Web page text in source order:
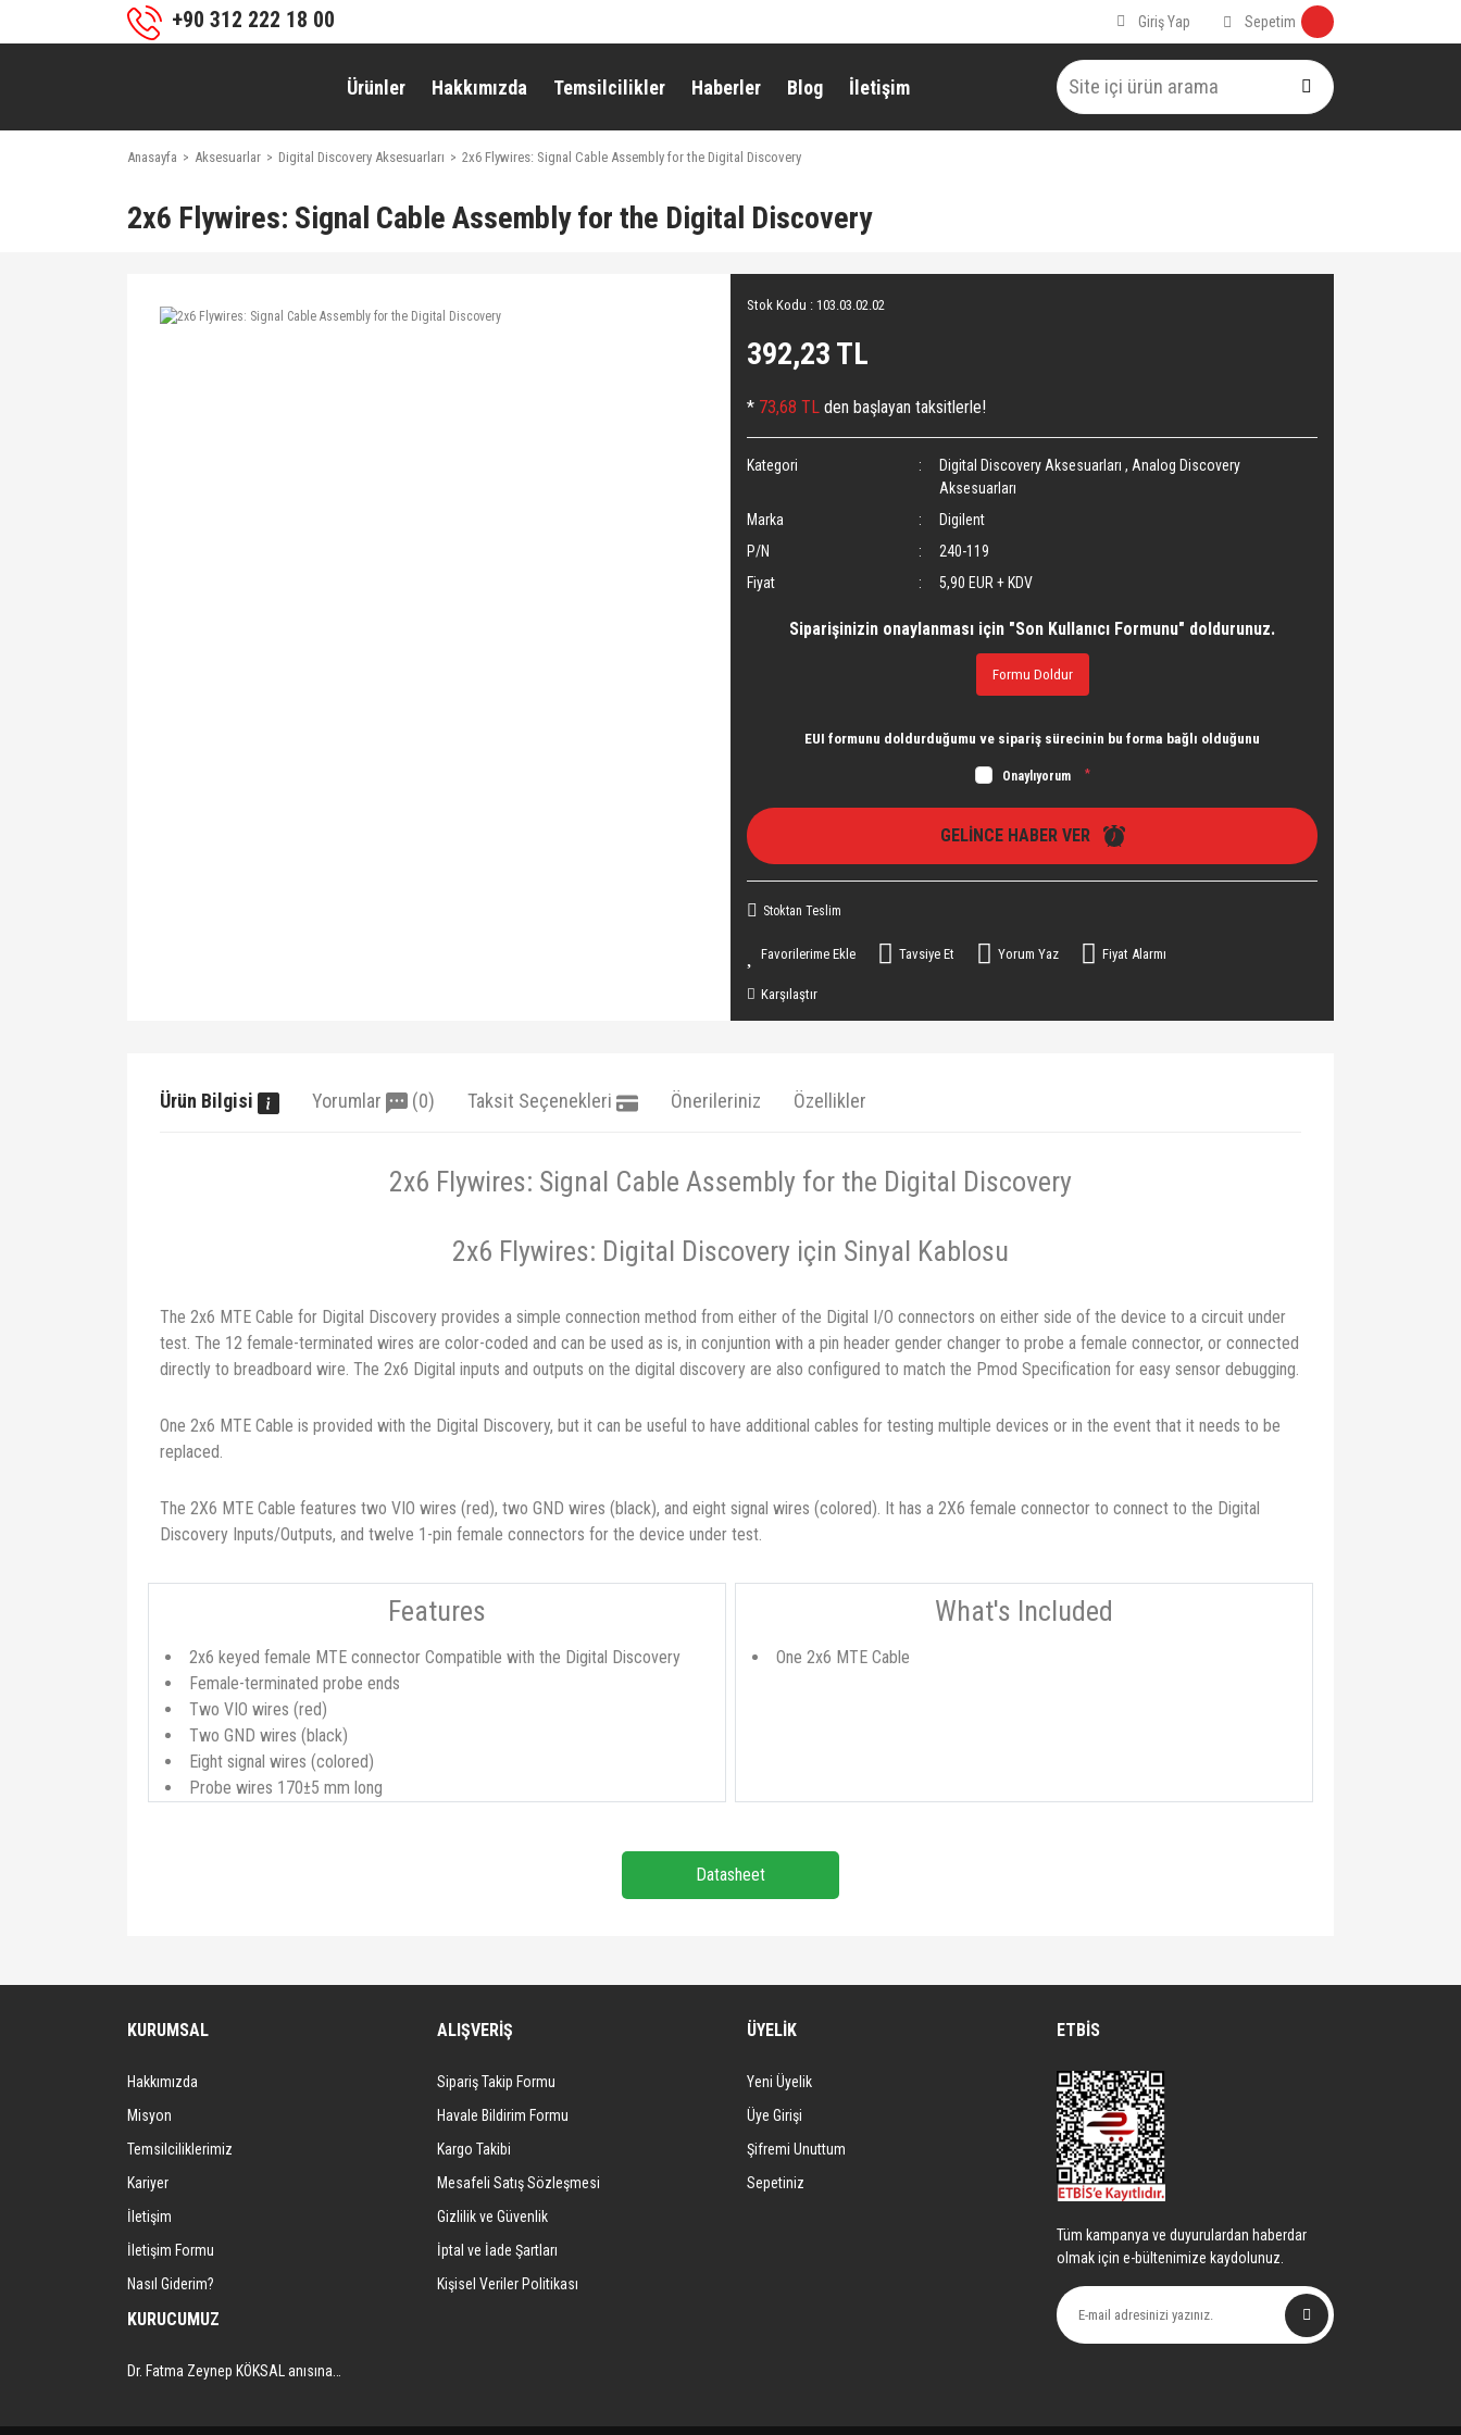
+90 312 222 18 00 Giriş Yap Sepetim
Ürünler Hakkımızda Temsilcilikler Haberler Blog İletişim
Anasayfa Aksesuarlar Digital Discovery Aksesuarları 2x6 Flywires: Signal Cable Assembly for the Digital Discovery
2x6 Flywires: Signal Cable Assembly for the Digital Discovery
Stok Kodu : 103.03.02.02
392,23 TL
* 73,68 TL den başlayan taksitlerle!
Kategori Digital Discovery Aksesuarları , Analog Discovery
Aksesuarları
Marka
Digilent
P/N
240-119
Fiyat
5,90 EUR + KDV
Siparişinizin onaylanması için "Son Kullanıcı Formunu" doldurunuz.
Formu Doldur
EUI formunu doldurduğumu ve sipariş sürecinin bu forma bağlı olduğunu
Onaylıyorum *
GELİNCE HABER VER
Stoktan Teslim
Tavsiye Et Yorum Yaz Fiyat Alarmı
Karşılaştır
Ürün Bilgisi Yorumlar (0) Taksit Seçenekleri Önerileriniz Özellikler
2x6 Flywires: Signal Cable Assembly for the Digital Discovery
2x6 Flywires: Digital Discovery için Sinyal Kablosu
The 2x6 MTE Cable for Digital Discovery provides a simple connection method from either of the Digital I/O connectors on either side of the device to a circuit under
test. The 12 female-terminated wires are color-coded and can be used as is, in conjuntion with a pin header gender changer to probe a female connector, or connected
directly to breadboard wire. The 2x6 Digital inputs and outputs on the digital discovery are also configured to match the Pmod Specification for easy sensor debugging.
One 2x6 MTE Cable is provided with the Digital Discovery, but it can be useful to have additional cables for testing multiple devices or in the event that it needs to be
replaced.
The 2X6 MTE Cable features two VIO wires (red), two GND wires (black), and eight signal wires (colored). It has a 2X6 female connector to connect to the Digital
Discovery Inputs/Outputs, and twelve 1-pin female connectors for the device under test.
Features
2x6 keyed female MTE connector Compatible with the Digital Discovery
Female-terminated probe ends
Two VIO wires (red)
Two GND wires (black)
Eight signal wires (colored)
Probe wires 170±5 mm long
What's Included
One 2x6 MTE Cable
Datasheet
Ürün resmi kalitesiz, bozuk veya görüntülenemiyor.
Bu ürüne benzer farklı alternatifler olmalı.
KURUMSAL
Hakkımızda
Misyon
Temsilciliklerimiz
Kariyer
İletişim
İletişim Formu
Nasıl Giderim?
ALIŞVERİŞ
Sipariş Takip Formu
Havale Bildirim Formu
Kargo Takibi
Mesafeli Satış Sözleşmesi
Gizlilik ve Güvenlik
İptal ve İade Şartları
Kişisel Veriler Politikası
ÜYELİK
Yeni Üyelik
Üye Girişi
Şifremi Unuttum
Sepetiniz
KURUCUMUZ
Dr. Fatma Zeynep KÖKSAL anısına…
ETBİS
Tüm kampanya ve duyurulardan haberdar
olmak için e-bültenimize kaydolunuz.